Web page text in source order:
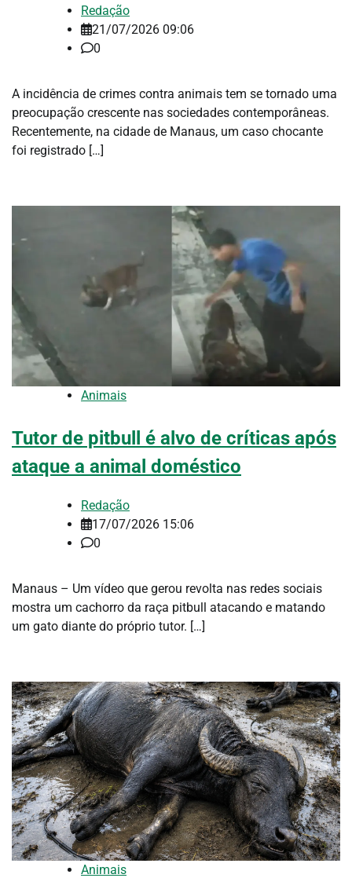
Redação
21/07/2026 09:06
0
A incidência de crimes contra animais tem se tornado uma
preocupação crescente nas sociedades contemporâneas.
Recentemente, na cidade de Manaus, um caso chocante
foi registrado […]
Animais
Tutor de pitbull é alvo de críticas após
ataque a animal doméstico
Redação
17/07/2026 15:06
0
Manaus – Um vídeo que gerou revolta nas redes sociais
mostra um cachorro da raça pitbull atacando e matando
um gato diante do próprio tutor. […]
Animais